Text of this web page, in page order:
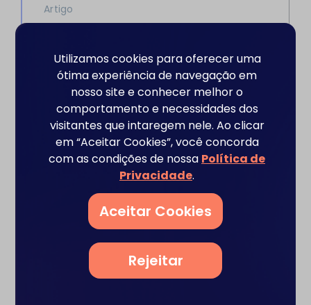
Artigo
empresa
Leia mais
Conheça a plataforma de
Gestão de Chargebacks
Utilizamos cookies para oferecer uma
ótima experiência de navegação em
nosso site e conhecer melhor o
comportamento e necessidades dos
visitantes que intaregem nele. Ao clicar
em “Aceitar Cookies”, você concorda
com as condições de nossa Política de
Privacidade.
Aceitar Cookies
Rejeitar